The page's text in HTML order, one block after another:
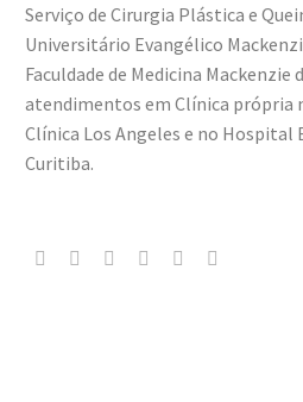
Serviço de Cirurgia Plástica e
Universitário Evangélico
Faculdade de Medicina Mackenzie
atendimentos em Clínica própria
Clínica Los Angeles e no Hospital
Curitiba.